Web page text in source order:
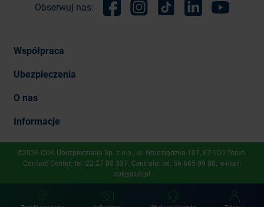
Obserwuj nas:
Współpraca
Ubezpieczenia
O nas
Informacje
©2026 CUK Ubezpieczenia Sp. z o.o., ​ul. Grudziądzka 107, 87-100 Toruń.
Contact Center: tel. 22 27 00 337. Centrala: tel. 56 665 09 00, e-mail:
cuk@cuk.pl